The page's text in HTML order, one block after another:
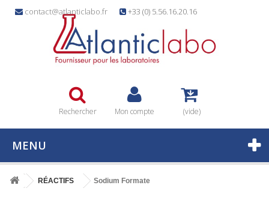
contact@atlanticlabo.fr +33 (0) 5.56.16.20.16
Rechercher Mon compte (vide)
MENU
RÉACTIFS Sodium Formate